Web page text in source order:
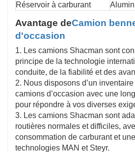
Réservoir à carburant
Avantage deCamion
d'occasion
1. Les camions Shacman sont
principe de la technologie
conduite, de la fiabilité et des
2. Nous disposons d’un
camions d’occasion avec une
pour répondre à vos diverses
3. Les camions Shacman sont
routières normales et difficiles,
consommation de carburant et
technologies MAN et Steyr.